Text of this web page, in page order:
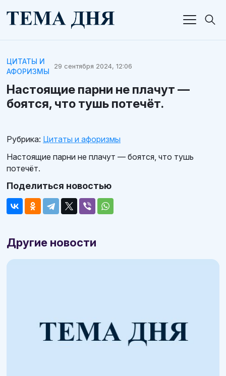
ЦИТАТЫ И
АФОРИЗМЫ
29 сентября 2024, 12:06
Настоящие парни не плачут —
боятся, что тушь потечёт.
Рубрика: Цитаты и афоризмы
Настоящие парни не плачут — боятся, что тушь
потечёт.
Поделиться новостью
Другие новости